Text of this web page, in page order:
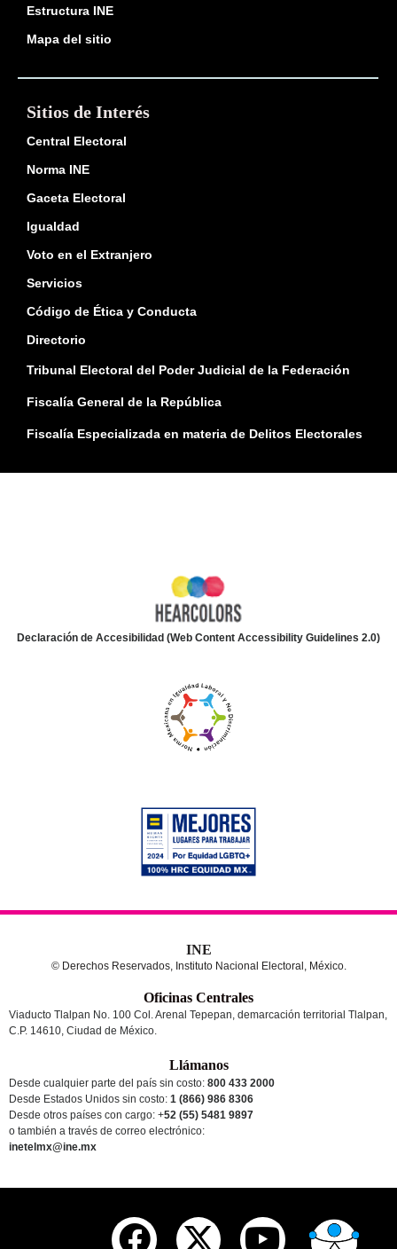
Estructura INE
Mapa del sitio
Sitios de Interés
Central Electoral
Norma INE
Gaceta Electoral
Igualdad
Voto en el Extranjero
Servicios
Código de Ética y Conducta
Directorio
Tribunal Electoral del Poder Judicial de la Federación
Fiscalía General de la República
Fiscalía Especializada en materia de Delitos Electorales
Declaración de Accesibilidad (Web Content Accessibility Guidelines 2.0)
INE
© Derechos Reservados, Instituto Nacional Electoral, México.
Oficinas Centrales
Viaducto Tlalpan No. 100 Col. Arenal Tepepan, demarcación territorial Tlalpan,
C.P. 14610, Ciudad de México.
Llámanos
Desde cualquier parte del país sin costo: 800 433 2000
Desde Estados Unidos sin costo: 1 (866) 986 8306
Desde otros países con cargo: +52 (55) 5481 9897
o también a través de correo electrónico:
inetelmx@ine.mx